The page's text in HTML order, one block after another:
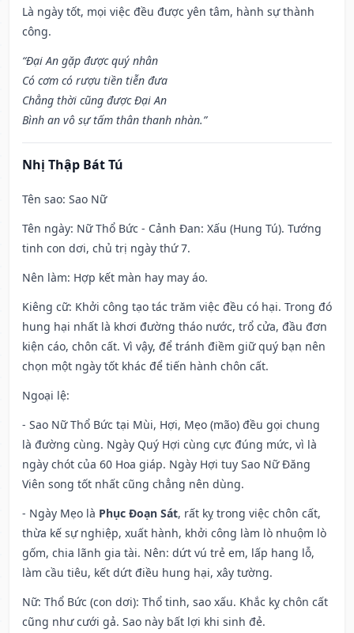
Là ngày tốt, mọi việc đều được yên tâm, hành sự thành
công.
“Đại An gặp được quý nhân
Có cơm có rượu tiền tiễn đưa
Chẳng thời cũng được Đại An
Bình an vô sự tấm thân thanh nhàn.”
Nhị Thập Bát Tú
Tên sao: Sao Nữ
Tên ngày: Nữ Thổ Bức - Cảnh Đan: Xấu (Hung Tú). Tướng
tinh con dơi, chủ trị ngày thứ 7.
Nên làm: Hợp kết màn hay may áo.
Kiêng cữ: Khởi công tạo tác trăm việc đều có hại. Trong đó
hung hại nhất là khơi đường tháo nước, trổ cửa, đầu đơn
kiện cáo, chôn cất. Vì vậy, để tránh điềm giữ quý bạn nên
chọn một ngày tốt khác để tiến hành chôn cất.
Ngoại lệ:
- Sao Nữ Thổ Bức tại Mùi, Hợi, Mẹo (mão) đều gọi chung
là đường cùng. Ngày Quý Hợi cùng cực đúng mức, vì là
ngày chót của 60 Hoa giáp. Ngày Hợi tuy Sao Nữ Đăng
Viên song tốt nhất cũng chẳng nên dùng.
- Ngày Mẹo là Phục Đoạn Sát, rất kỵ trong việc chôn cất,
thừa kế sự nghiệp, xuất hành, khởi công làm lò nhuộm lò
gốm, chia lãnh gia tài. Nên: dứt vú trẻ em, lấp hang lỗ,
làm cầu tiêu, kết dứt điều hung hại, xây tường.
Nữ: Thổ Bức (con dơi): Thổ tinh, sao xấu. Khắc kỵ chôn cất
cũng như cưới gả. Sao này bất lợi khi sinh đẻ.